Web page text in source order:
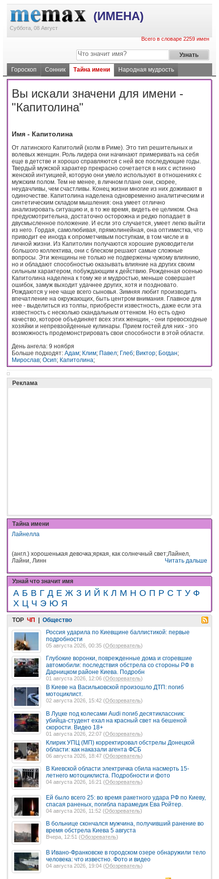
(ИМЕНА)
Суббота, 08 Август
Всего в словаре 2259 имен
Гороскоп Сонник Тайна имени Народная мудрость
Вы искали значени для имени -
"Капитолина"
Имя - Капитолина
От латинского Капитолий (холм в Риме). Это тип решительных и
волевых женщин. Роль лидера они начинают примеривать на себя
еще в детстве и хорошо справляются с ней все последующие годы.
Твердый мужской характер прекрасно сочетается в них с истинно
женской интуицией, которую они умело используют в отношениях с
мужским полом. Тем не менее, в личном плане они, скорее,
неудачливы, чем счастливы. Конец жизни многие из них доживают в
одиночестве. Капитолина наделена одновременно аналитическим и
синтетическим складом мышления: она умеет отлично
анализировать ситуацию и, в то же время, видеть ее целиком. Она
предусмотрительна, достаточно осторожна и редко попадает в
двусмысленное положение. И если это случается, умеет легко выйти
из него. Гордая, самолюбивая, прямолинейная, она оптимистка, что
приводит ее иногда к опрометчивым поступкам, в том числе и в
личной жизни. Из Капитолин получаются хорошие руководители
большого коллектива, они с блеском решают самые сложные
вопросы. Эти женщины не только не подвержены чужому влиянию,
но и обладают способностью оказывать влияние на других своим
сильным характером, побуждающим к действию. Рожденная осенью
Капитолина наделена к тому же и мудростью, меньше совершает
ошибок, замуж выходит удачнее других, хотя и поздновато.
Рождаются у нее чаще всего сыновья. Зимняя любит производить
впечатление на окружающих, быть центром внимания. Главное для
нее - выделиться из толпы, приобрести известность, даже если эта
известность с несколько скандальным оттенком. Но есть одно
качество, которое объединяет всех этих женщин, - они превосходные
хозяйки и непревзойденные кулинары. Прием гостей для них - это
возможность продемонстрировать свои способности в этой области.
День ангела: 9 ноября
Больше подходят: Адам; Клим; Павел; Глеб; Виктор; Богдан;
Мирослав; Осип; Капитолина;
Реклама
Тайна имени
Лайнелла
(англ.) хорошенькая девочка;яркая, как солнечный свет;Лайнел,
Лайни, Линн
Читать дальше
Узнай что значит имя
А Б В Г Д Е Ж З И Й К Л М Н О П Р С Т У Ф
Х Ц Ч Э Ю Я
TOP ЧП | Общество
Россия ударила по Киевщине баллистикой: первые
подробности
05 августа 2026, 00:35 (Обозреватель)
Глубокие воронки, поврежденные дома и сгоревшие
автомобили: последствия обстрела со стороны РФ в
Дарницком районе Киева. Подробн
01 августа 2026, 12:06 (Обозреватель)
В Киеве на Васильковской произошло ДТП: погиб
мотоциклист.
02 августа 2026, 15:42 (Обозреватель)
В Луцке под колесами Audi погиб десятиклассник:
убийца-студент ехал на красный свет на бешеной
скорости. Видео 18+
01 августа 2026, 22:07 (Обозреватель)
Клирик УПЦ (МП) корректировал обстрелы Донецкой
области: как наказали агента ФСБ
06 августа 2026, 18:47 (Обозреватель)
В Киевской области электричка сбила насмерть 15-
летнего мотоциклиста. Подробности и фото
04 августа 2026, 16:21 (Обозреватель)
Ей было всего 25: во время ракетного удара РФ по Киеву,
спасая раненых, погибла парамедик Ева Ройтер.
04 августа 2026, 11:52 (Обозреватель)
В больнице скончался мужчина, получивший ранение во
время обстрела Киева 5 августа
Вчера, 12:51 (Обозреватель)
В Ивано-Франковске в городском озере обнаружили тело
человека: что известно. Фото и видео
04 августа 2026, 19:04 (Обозреватель)